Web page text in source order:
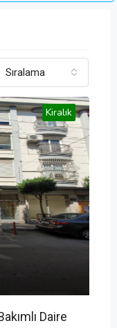
Sıralama
Kiralık
Daire